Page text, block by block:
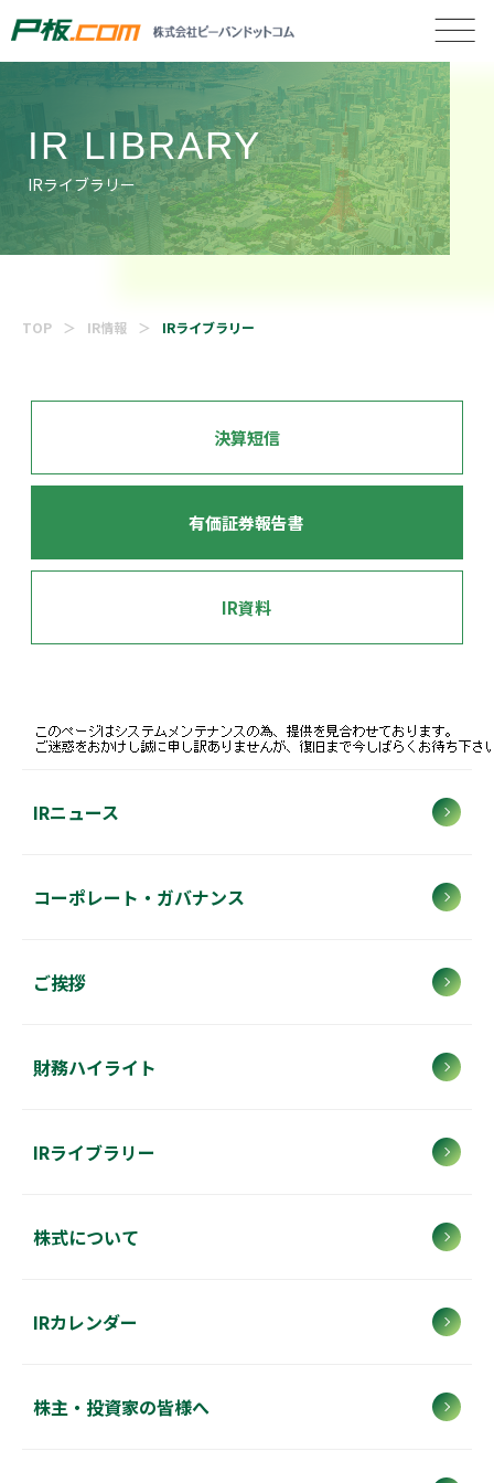
IR LIBRARY
IRライブラリー
TOP IR情報 IRライブラリー
決算短信
有価証券報告書
IR資料
IRニュース
コーポレート・ガバナンス
ご挨拶
財務ハイライト
IRライブラリー
株式について
IRカレンダー
株主・投資家の皆様へ